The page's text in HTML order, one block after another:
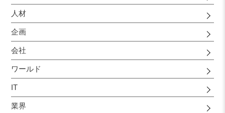
人材
企画
会社
ワールド
IT
業界